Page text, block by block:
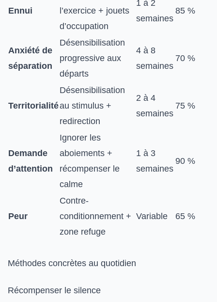
Ennui
l’exercice + jouets
d’occupation
1 à 2
semaines
85 %
Anxiété de
séparation
Désensibilisation
progressive aux
départs
4 à 8
semaines
70 %
Territorialité
Désensibilisation
au stimulus +
redirection
2 à 4
semaines
75 %
Demande
d’attention
Ignorer les
aboiements +
récompenser le
calme
1 à 3
semaines
90 %
Peur
Contre-
conditionnement +
zone refuge
Variable 65 %
Méthodes concrètes au quotidien
Récompenser le silence